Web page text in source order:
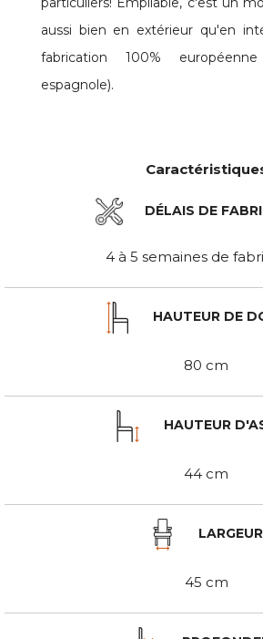
aussi bien en extérieur qu'en
fabrication 100%
espagnole).
DÉLAIS DE
4 à 5 semaines de
HAUTEUR DE
80 cm
HAUTEUR
44 cm
LARGEUR
45 cm